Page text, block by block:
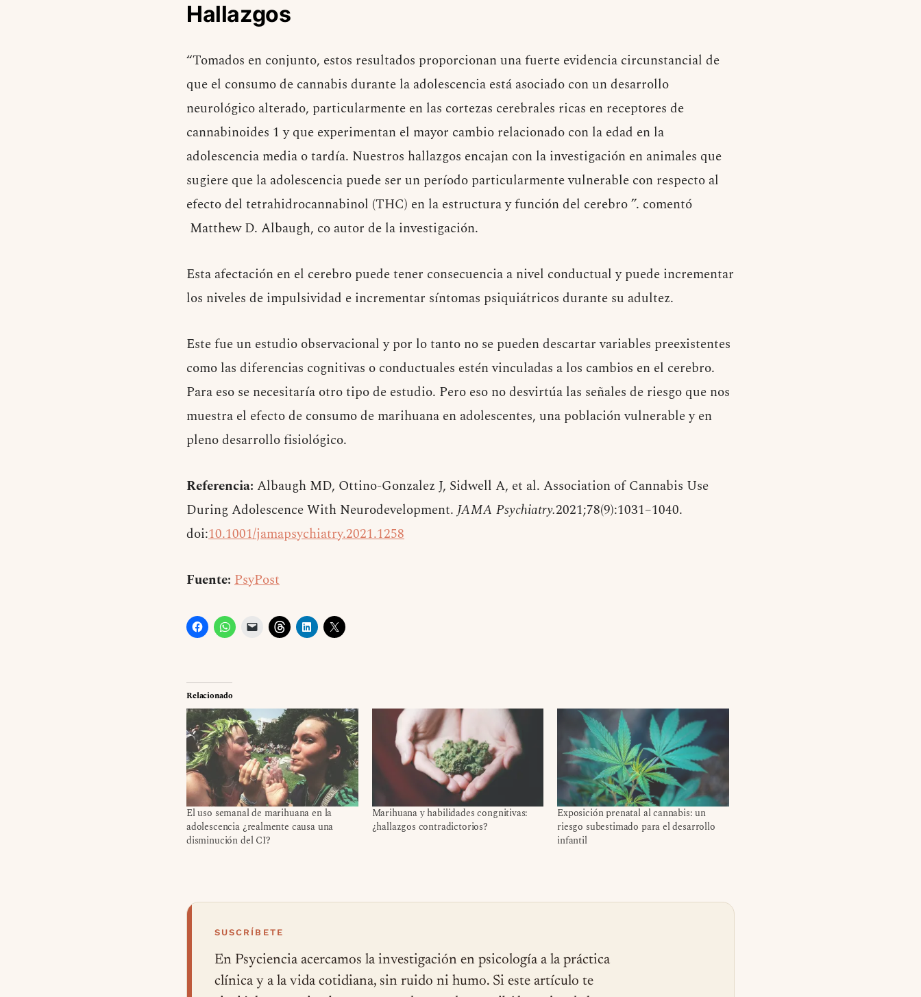
Hallazgos
“Tomados en conjunto, estos resultados proporcionan una fuerte evidencia circunstancial de
que el consumo de cannabis durante la adolescencia está asociado con un desarrollo
neurológico alterado, particularmente en las cortezas cerebrales ricas en receptores de
cannabinoides 1 y que experimentan el mayor cambio relacionado con la edad en la
adolescencia media o tardía. Nuestros hallazgos encajan con la investigación en animales que
sugiere que la adolescencia puede ser un período particularmente vulnerable con respecto al
efecto del tetrahidrocannabinol (THC) en la estructura y función del cerebro ”. comentó
Matthew D. Albaugh, co autor de la investigación.
Esta afectación en el cerebro puede tener consecuencia a nivel conductual y puede incrementar
los niveles de impulsividad e incrementar síntomas psiquiátricos durante su adultez.
Este fue un estudio observacional y por lo tanto no se pueden descartar variables preexistentes
como las diferencias cognitivas o conductuales estén vinculadas a los cambios en el cerebro.
Para eso se necesitaría otro tipo de estudio. Pero eso no desvirtúa las señales de riesgo que nos
muestra el efecto de consumo de marihuana en adolescentes, una población vulnerable y en
pleno desarrollo fisiológico.
Referencia: Albaugh MD, Ottino-Gonzalez J, Sidwell A, et al. Association of Cannabis Use
During Adolescence With Neurodevelopment.JAMA Psychiatry.2021;78(9):1031–1040.
doi:10.1001/jamapsychiatry.2021.1258
Fuente: PsyPost
Relacionado
El uso semanal de marihuana en la
adolescencia ¿realmente causa una
disminución del CI?
Marihuana y habilidades congnitivas:
¿hallazgos contradictorios?
Exposición prenatal al cannabis: un
riesgo subestimado para el desarrollo
infantil
SUSCRÍBETE
En Psyciencia acercamos la investigación en psicología a la práctica
clínica y a la vida cotidiana, sin ruido ni humo. Si este artículo te